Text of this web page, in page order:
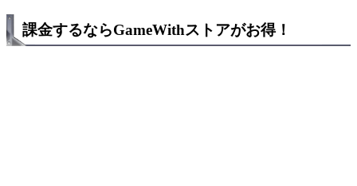
課金するならGameWithストアがお得！